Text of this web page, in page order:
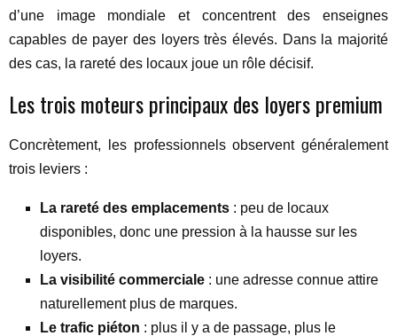
d’une image mondiale et concentrent des enseignes
capables de payer des loyers très élevés. Dans la majorité
des cas, la rareté des locaux joue un rôle décisif.
Les trois moteurs principaux des loyers premium
Concrètement, les professionnels observent généralement
trois leviers :
La rareté des emplacements : peu de locaux
disponibles, donc une pression à la hausse sur les
loyers.
La visibilité commerciale : une adresse connue attire
naturellement plus de marques.
Le trafic piéton : plus il y a de passage, plus le